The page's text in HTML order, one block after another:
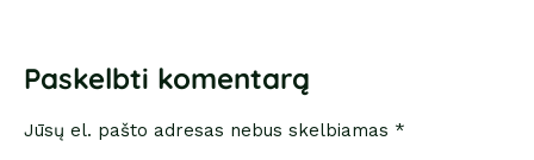
Paskelbti komentarą
Jūsų el. pašto adresas nebus skelbiamas *